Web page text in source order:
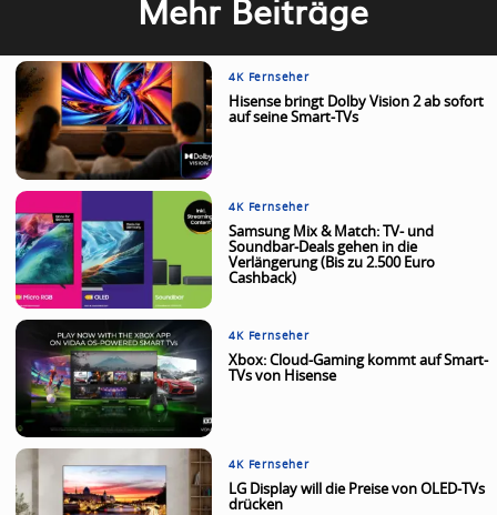
Mehr Beiträge
4K Fernseher
Hisense bringt Dolby Vision 2 ab sofort
auf seine Smart-TVs
4K Fernseher
Samsung Mix & Match: TV- und
Soundbar-Deals gehen in die
Verlängerung (Bis zu 2.500 Euro
Cashback)
4K Fernseher
Xbox: Cloud-Gaming kommt auf Smart-
TVs von Hisense
4K Fernseher
LG Display will die Preise von OLED-TVs
drücken